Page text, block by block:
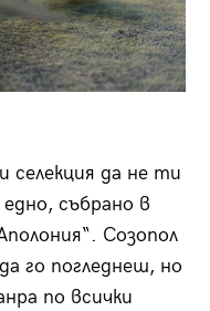
селекция да не ти
събрано в
Созопол
го погледнеш, но
по всички